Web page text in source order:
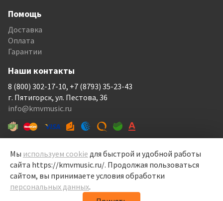
Помощь
Доставка
Оплата
Гарантии
Наши контакты
8 (800) 302-17-10, +7 (8793) 35-23-43
г. Пятигорск, ул. Пестова, 36
info@kmvmusic.ru
КМВ Мьюзик © 1999-2026
Перелицовка сайта —Рекламный контент, 2022
Политика конфиденциальности
Мы используем cookie для быстрой и удобной работы
сайта https://kmvmusic.ru/. Продолжая пользоваться
сайтом, вы принимаете условия обработки
персональных данных.